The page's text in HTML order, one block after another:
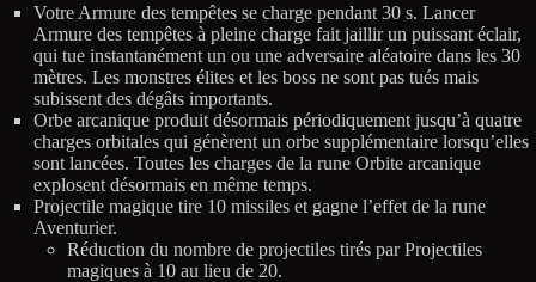
Votre Armure des tempêtes se charge pendant 30 s. Lancer
Armure des tempêtes à pleine charge fait jaillir un puissant éclair,
qui tue instantanément un ou une adversaire aléatoire dans les 30
mètres. Les monstres élites et les boss ne sont pas tués mais
subissent des dégâts importants.
Orbe arcanique produit désormais périodiquement jusqu’à quatre
charges orbitales qui génèrent un orbe supplémentaire lorsqu’elles
sont lancées. Toutes les charges de la rune Orbite arcanique
explosent désormais en même temps.
Projectile magique tire 10 missiles et gagne l’effet de la rune
Aventurier.
Réduction du nombre de projectiles tirés par Projectiles
magiques à 10 au lieu de 20.